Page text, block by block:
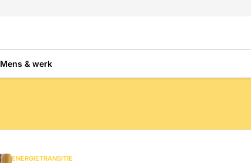
Mens & werk
ENERGIETRANSITIE